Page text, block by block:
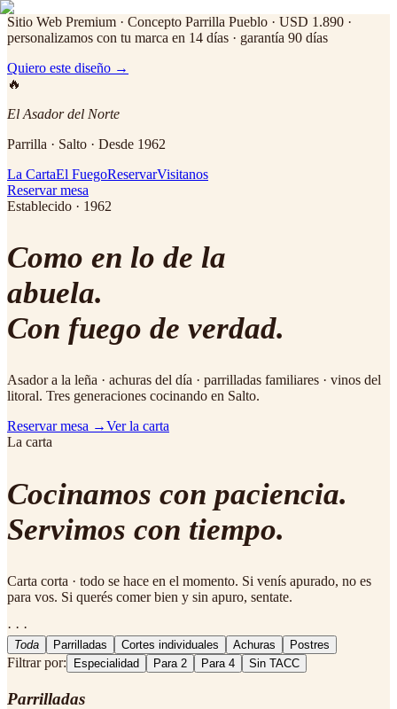
Sitio Web Premium · Concepto Parrilla Pueblo · USD 1.890 ·
personalizamos con tu marca en 14 días · garantía 90 días
Quiero este diseño →
🔥
El Asador del Norte
Parrilla · Salto · Desde 1962
La CartaEl FuegoReservarVisitanos
Reservar mesa
Establecido · 1962
Como en lo de la
abuela.
Con fuego de verdad.
Asador a la leña · achuras del día · parrilladas familiares · vinos del
litoral. Tres generaciones cocinando en Salto.
Reservar mesa →Ver la carta
La carta
Cocinamos con paciencia.
Servimos con tiempo.
Carta corta · todo se hace en el momento. Si venís apurado, no es
para vos. Si querés comer bien y sin apuro, sentate.
· · ·
Toda Parrilladas Cortes individuales Achuras Postres
Filtrar por: Especialidad Para 2 Para 4 Sin TACC
Parrilladas